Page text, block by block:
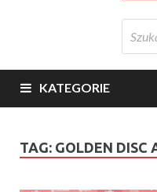
KATEGORIE
TAG: GOLDEN DISC